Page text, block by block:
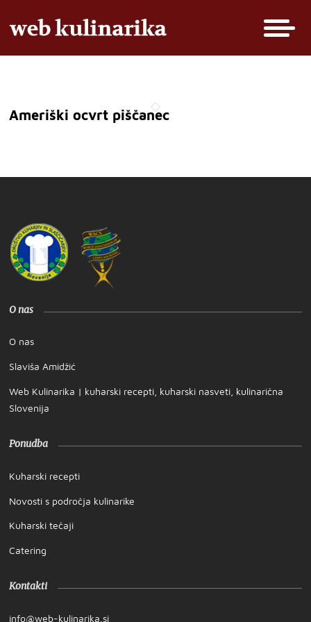
Ameriški ocvrt piščanec
O nas
O nas
Slaviša Amidžić
Web Kulinarika | kuharski recepti, kuharski nasveti, kulinarična
Slovenija
Ponudba
Kuharski recepti
Novosti s področja kulinarike
Kuharski tečaji
Catering
Kontakti
info@web-kulinarika.si